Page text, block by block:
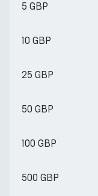
5 GBP
10 GBP
25 GBP
50 GBP
100 GBP
500 GBP